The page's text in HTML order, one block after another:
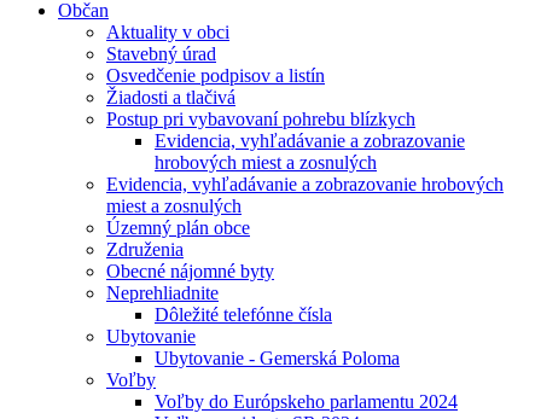
Občan
Aktuality v obci
Stavebný úrad
Osvedčenie podpisov a listín
Žiadosti a tlačivá
Postup pri vybavovaní pohrebu blízkych
Evidencia, vyhľadávanie a zobrazovanie
hrobových miest a zosnulých
Evidencia, vyhľadávanie a zobrazovanie hrobových
miest a zosnulých
Územný plán obce
Združenia
Obecné nájomné byty
Neprehliadnite
Dôležité telefónne čísla
Ubytovanie
Ubytovanie - Gemerská Poloma
Voľby
Voľby do Európskeho parlamentu 2024